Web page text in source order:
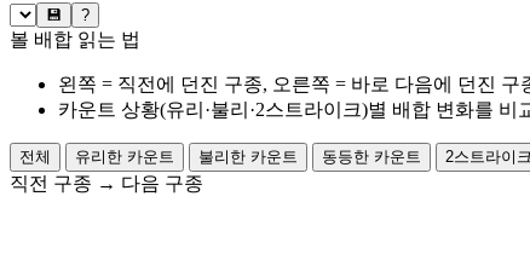
💾 ?
볼 배합 읽는 법
왼쪽 = 직전에 던진 구종, 오른쪽 = 바로 다음에 던진 구
카운트 상황(유리·불리·2스트라이크)별 배합 변화를 비
전체 유리한 카운트 불리한 카운트 동등한 카운트 2스트라이크
직전 구종 → 다음 구종